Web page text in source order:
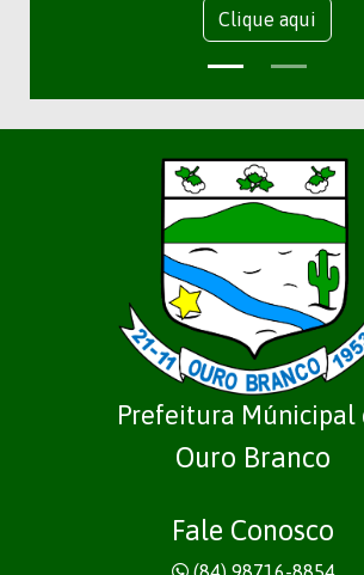
Clique aqui
Prefeitura Múnicipal
Ouro Branco
Fale Conosco